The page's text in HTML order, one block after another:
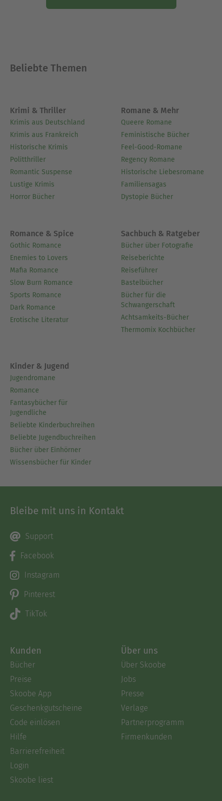
Beliebte Themen
Krimi & Thriller
Krimis aus Deutschland
Krimis aus Frankreich
Historische Krimis
Politthriller
Romantic Suspense
Lustige Krimis
Horror Bücher
Romane & Mehr
Queere Romane
Feministische Bücher
Feel-Good-Romane
Regency Romane
Historische Liebesromane
Familiensagas
Dystopie Bücher
Romance & Spice
Gothic Romance
Enemies to Lovers
Mafia Romance
Slow Burn Romance
Sports Romance
Dark Romance
Erotische Literatur
Sachbuch & Ratgeber
Bücher über Fotografie
Reiseberichte
Reiseführer
Bastelbücher
Bücher für die
Schwangerschaft
Achtsamkeits-Bücher
Thermomix Kochbücher
Kinder & Jugend
Jugendromane
Romance
Fantasybücher für
Jugendliche
Beliebte Kinderbuchreihen
Beliebte Jugendbuchreihen
Bücher über Einhörner
Wissensbücher für Kinder
Bleibe mit uns in Kontakt
Support
Facebook
Instagram
Pinterest
TikTok
Kunden
Bücher
Preise
Skoobe App
Geschenkgutscheine
Code einlösen
Hilfe
Barrierefreiheit
Login
Skoobe liest
Über uns
Über Skoobe
Jobs
Presse
Verlage
Partnerprogramm
Firmenkunden